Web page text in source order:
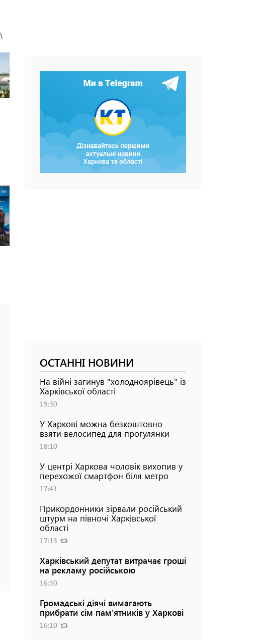
ОСТАННІ НОВИНИ
На війні загинув "холодноярівець" із
Харківської області
19:30
У Харкові можна безкоштовно
взяти велосипед для прогулянки
18:10
У центрі Харкова чоловік вихопив у
перехожої смартфон біля метро
17:41
Прикордонники зірвали російський
штурм на півночі Харківської
області
17:13
Харківський депутат витрачає гроші
на рекламу російською
16:30
Громадські діячі вимагають
прибрати сім пам'ятників у Харкові
16:10